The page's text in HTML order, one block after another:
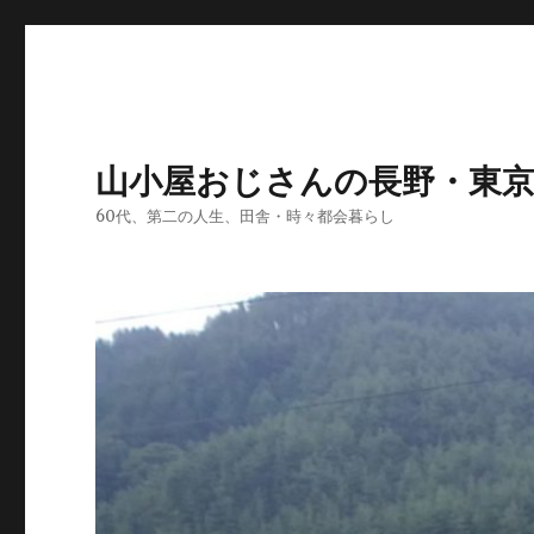
山小屋おじさんの長野・東
60代、第二の人生、田舎・時々都会暮らし